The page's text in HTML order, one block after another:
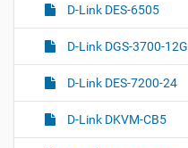
D-Link DES-6505
D-Link DGS-3700-12G
D-Link DES-7200-24
D-Link DKVM-CB5